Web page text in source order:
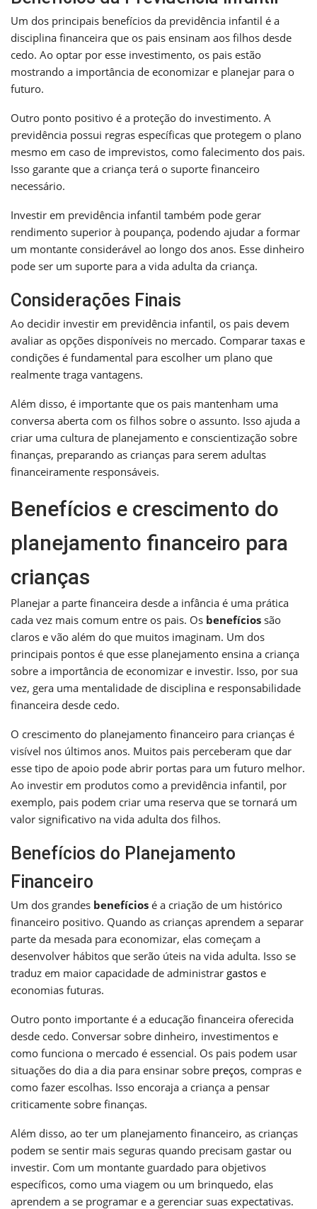
Um dos principais benefícios da previdência infantil é a
disciplina financeira que os pais ensinam aos filhos desde
cedo. Ao optar por esse investimento, os pais estão
mostrando a importância de economizar e planejar para o
futuro.
Outro ponto positivo é a proteção do investimento. A
previdência possui regras específicas que protegem o plano
mesmo em caso de imprevistos, como falecimento dos pais.
Isso garante que a criança terá o suporte financeiro
necessário.
Investir em previdência infantil também pode gerar
rendimento superior à poupança, podendo ajudar a formar
um montante considerável ao longo dos anos. Esse dinheiro
pode ser um suporte para a vida adulta da criança.
Considerações Finais
Ao decidir investir em previdência infantil, os pais devem
avaliar as opções disponíveis no mercado. Comparar taxas e
condições é fundamental para escolher um plano que
realmente traga vantagens.
Além disso, é importante que os pais mantenham uma
conversa aberta com os filhos sobre o assunto. Isso ajuda a
criar uma cultura de planejamento e conscientização sobre
finanças, preparando as crianças para serem adultas
financeiramente responsáveis.
Benefícios e crescimento do
planejamento financeiro para
crianças
Planejar a parte financeira desde a infância é uma prática
cada vez mais comum entre os pais. Os benefícios são
claros e vão além do que muitos imaginam. Um dos
principais pontos é que esse planejamento ensina a criança
sobre a importância de economizar e investir. Isso, por sua
vez, gera uma mentalidade de disciplina e responsabilidade
financeira desde cedo.
O crescimento do planejamento financeiro para crianças é
visível nos últimos anos. Muitos pais perceberam que dar
esse tipo de apoio pode abrir portas para um futuro melhor.
Ao investir em produtos como a previdência infantil, por
exemplo, pais podem criar uma reserva que se tornará um
valor significativo na vida adulta dos filhos.
Benefícios do Planejamento
Financeiro
Um dos grandes benefícios é a criação de um histórico
financeiro positivo. Quando as crianças aprendem a separar
parte da mesada para economizar, elas começam a
desenvolver hábitos que serão úteis na vida adulta. Isso se
traduz em maior capacidade de administrar gastos e
economias futuras.
Outro ponto importante é a educação financeira oferecida
desde cedo. Conversar sobre dinheiro, investimentos e
como funciona o mercado é essencial. Os pais podem usar
situações do dia a dia para ensinar sobre preços, compras e
como fazer escolhas. Isso encoraja a criança a pensar
criticamente sobre finanças.
Além disso, ao ter um planejamento financeiro, as crianças
podem se sentir mais seguras quando precisam gastar ou
investir. Com um montante guardado para objetivos
específicos, como uma viagem ou um brinquedo, elas
aprendem a se programar e a gerenciar suas expectativas.